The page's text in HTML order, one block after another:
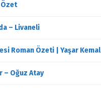
Özet
– Livaneli
Roman Özeti | Yaşar Kemal
– Oğuz Atay